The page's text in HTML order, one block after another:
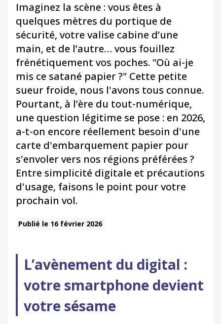
Imaginez la scène : vous êtes à
quelques mètres du portique de
sécurité, votre valise cabine d’une
main, et de l’autre… vous fouillez
frénétiquement vos poches. "Où ai-je
mis ce satané papier ?" Cette petite
sueur froide, nous l'avons tous connue.
Pourtant, à l’ère du tout-numérique,
une question légitime se pose : en 2026,
a-t-on encore réellement besoin d'une
carte d'embarquement papier pour
s'envoler vers nos régions préférées ?
Entre simplicité digitale et précautions
d'usage, faisons le point pour votre
prochain vol.
Publié le 16 février 2026
L’avènement du digital :
votre smartphone devient
votre sésame